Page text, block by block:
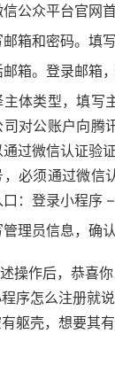
公众平台官网
箱和密码。填
箱。登录邮箱
主体类型，填写
司对公账户向腾
通过微信认证验
，必须通过微信
：登录小程序
理员信息，确
操作后，恭喜
序怎么注册就
躯壳，想要其